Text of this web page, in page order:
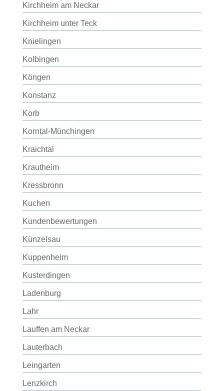
Kirchheim am Neckar
Kirchheim unter Teck
Knielingen
Kolbingen
Köngen
Konstanz
Korb
Korntal-Münchingen
Kraichtal
Krautheim
Kressbronn
Kuchen
Kundenbewertungen
Künzelsau
Kuppenheim
Kusterdingen
Ladenburg
Lahr
Lauffen am Neckar
Lauterbach
Leingarten
Lenzkirch